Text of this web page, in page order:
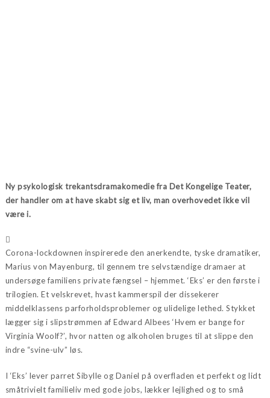
Ny psykologisk trekantsdramakomedie fra Det Kongelige Teater,
der handler om at have skabt sig et liv, man overhovedet ikke vil
være i.
Corona-lockdownen inspirerede den anerkendte, tyske dramatiker,
Marius von Mayenburg, til gennem tre selvstændige dramaer at
undersøge familiens private fængsel – hjemmet. ‘Eks’ er den første i
trilogien. Et velskrevet, hvast kammerspil der dissekerer
middelklassens parforholdsproblemer og ulidelige lethed. Stykket
lægger sig i slipstrømmen af Edward Albees ‘Hvem er bange for
Virginia Woolf?’, hvor natten og alkoholen bruges til at slippe den
indre “svine-ulv” løs.
I ‘Eks’ lever parret Sibylle og Daniel på overfladen et perfekt og lidt
småtrivielt familieliv med gode jobs, lækker lejlighed og to små